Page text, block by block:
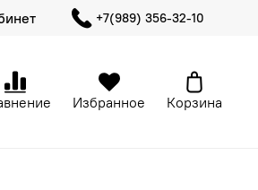
+7(989) 356-32-10
Избранное Корзина